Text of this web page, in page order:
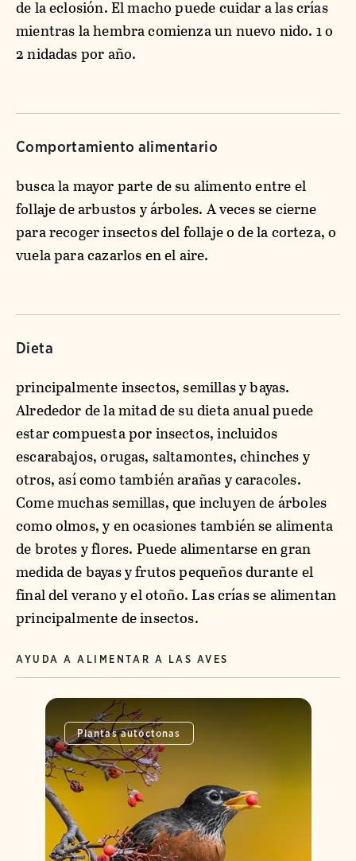
de la eclosión. El macho puede cuidar a las crías
mientras la hembra comienza un nuevo nido. 1 o
2 nidadas por año.
Comportamiento alimentario
busca la mayor parte de su alimento entre el
follaje de arbustos y árboles. A veces se cierne
para recoger insectos del follaje o de la corteza, o
vuela para cazarlos en el aire.
Dieta
principalmente insectos, semillas y bayas.
Alrededor de la mitad de su dieta anual puede
estar compuesta por insectos, incluidos
escarabajos, orugas, saltamontes, chinches y
otros, así como también arañas y caracoles.
Come muchas semillas, que incluyen de árboles
como olmos, y en ocasiones también se alimenta
de brotes y flores. Puede alimentarse en gran
medida de bayas y frutos pequeños durante el
final del verano y el otoño. Las crías se alimentan
principalmente de insectos.
AYUDA A ALIMENTAR A LAS AVES
Plantas autóctonas